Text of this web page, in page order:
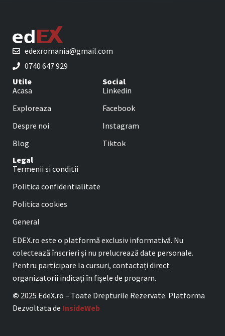
edexromania@gmail.com
0740 647 929
Utile
Acasa
Exploreaza
Despre noi
Blog
Social
Linkedin
Facebook
Instagram
Tiktok
Legal
Termenii si conditii
Politica confidentialitate
Politica cookies
General
EDEX.ro este o platformă exclusiv informativă. Nu
colectează înscrieri și nu prelucrează date personale.
Pentru participare la cursuri, contactați direct
organizatorii indicați în fișele de program.
© 2025 EdeX.ro – Toate Drepturile Rezervate. Platforma
Dezvoltata de InsideWeb